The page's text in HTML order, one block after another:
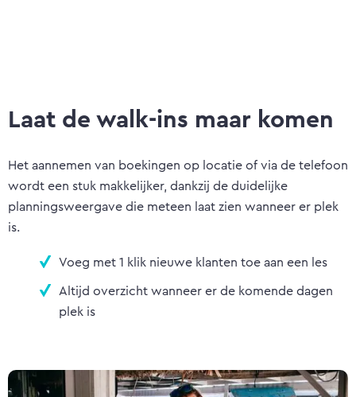
Laat de walk-ins maar komen
Het aannemen van boekingen op locatie of via de telefoon
wordt een stuk makkelijker, dankzij de duidelijke
planningsweergave die meteen laat zien wanneer er plek
is.
Voeg met 1 klik nieuwe klanten toe aan een les
Altijd overzicht wanneer er de komende dagen
plek is